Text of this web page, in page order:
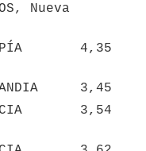
Nueva
4,35
3,45
3,54